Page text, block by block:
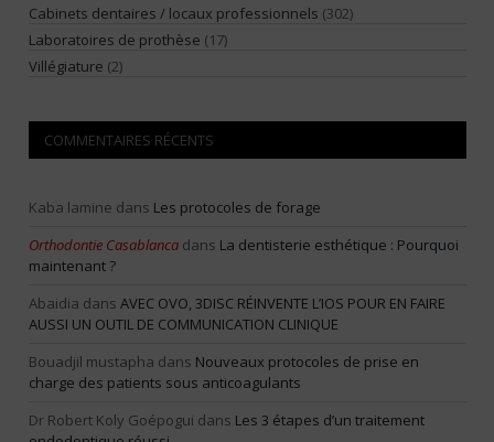
Cabinets dentaires / locaux professionnels (302)
Laboratoires de prothèse (17)
Villégiature (2)
COMMENTAIRES RÉCENTS
Kaba lamine dans Les protocoles de forage
Orthodontie Casablanca dans La dentisterie esthétique : Pourquoi
maintenant ?
Abaidia dans AVEC OVO, 3DISC RÉINVENTE L’IOS POUR EN FAIRE
AUSSI UN OUTIL DE COMMUNICATION CLINIQUE
Bouadjil mustapha dans Nouveaux protocoles de prise en
charge des patients sous anticoagulants
Dr Robert Koly Goépogui dans Les 3 étapes d’un traitement